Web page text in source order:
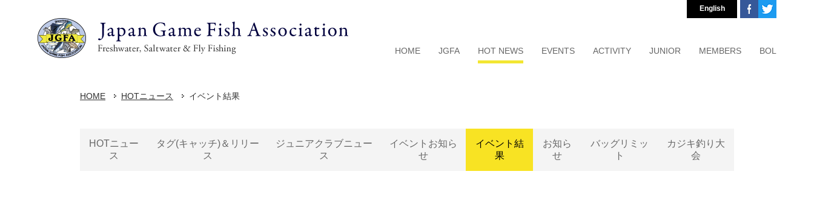
HOME JGFA HOT NEWS EVENTS ACTIVITY JUNIOR MEMBERS BOL
English
HOME HOTニュース イベント結果
HOTニュー
ス
タグ(キャッチ)＆リリー
ス
ジュニアクラブニュー
ス
イベントお知ら
せ
イベント結
果
お知ら
せ
バッグリミッ
ト
カジキ釣り大
会